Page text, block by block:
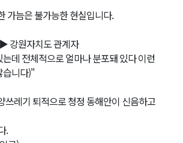
가늠은 불가능한 현실입니다.
강원자치도 관계자
데 전체적으로 얼마나 분포돼 있다 이런
습니다)"
쓰레기 퇴적으로 청정 동해안이 신음하고
.